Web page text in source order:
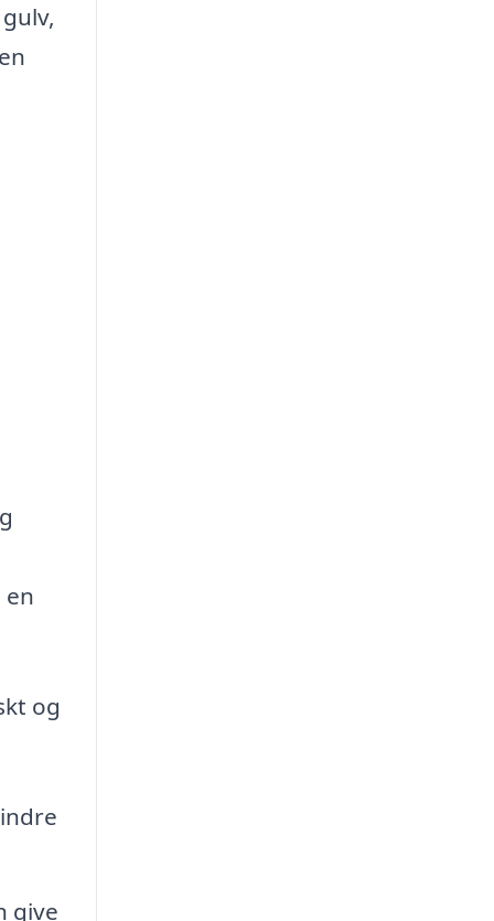
en
og
give